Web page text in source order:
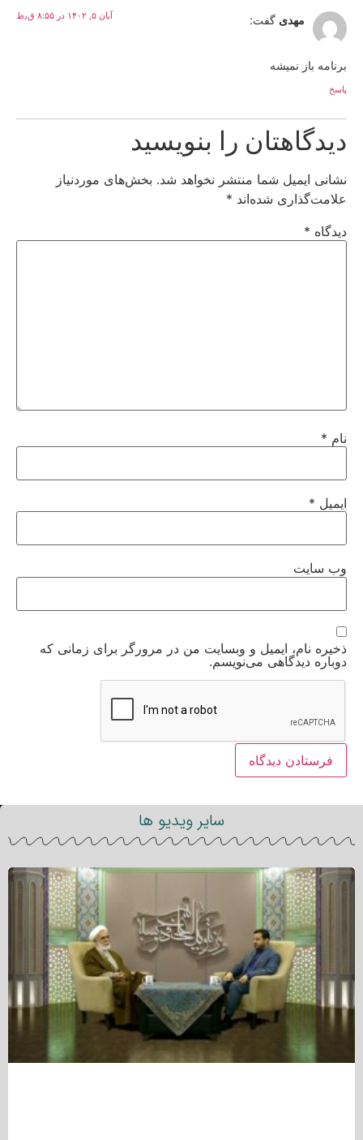
مهدی گفت: آبان ۵, ۱۴۰۲ در ۸:۵۵ ق٫ظ
برنامه باز نمیشه
پاسخ
دیدگاهتان را بنویسید
نشانی ایمیل شما منتشر نخواهد شد. بخش‌های موردنیاز
علامت‌گذاری شده‌اند *
دیدگاه *
نام *
ایمیل *
وب‌ سایت
ذخیره نام، ایمیل و وبسایت من در مرورگر برای زمانی که
دوباره دیدگاهی می‌نویسم.
سایر ویدیو ها